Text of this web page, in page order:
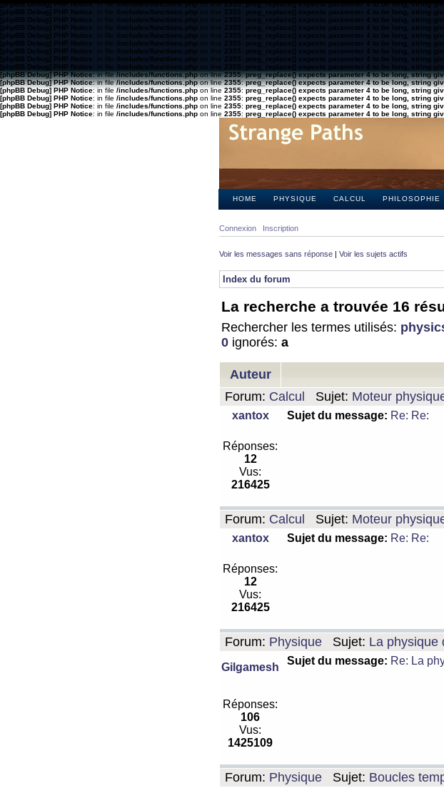
[phpBB Debug] PHP Notice: in file/includes/functions.phpon line2355:preg_replace() expects parameter 4 to be long, string
[phpBB Debug] PHP Notice: in file /includes/functions.php on line 2355: preg_replace() expects parameter 4 to be long, string
[phpBB Debug] PHP Notice: in file /includes/functions.php on line 2355: preg_replace() expects parameter 4 to be long, string
[phpBB Debug] PHP Notice: in file /includes/functions.php on line 2355: preg_replace() expects parameter 4 to be long, string
[phpBB Debug] PHP Notice: in file /includes/functions.php on line 2355: preg_replace() expects parameter 4 to be long, string
[phpBB Debug] PHP Notice: in file /includes/functions.php on line 2355: preg_replace() expects parameter 4 to be long, string
[phpBB Debug] PHP Notice: in file /includes/functions.php on line 2355: preg_replace() expects parameter 4 to be long, string
[phpBB Debug] PHP Notice: in file /includes/functions.php on line 2355: preg_replace() expects parameter 4 to be long, string
[phpBB Debug] PHP Notice: in file /includes/functions.php on line 2355: preg_replace() expects parameter 4 to be long, string
[phpBB Debug] PHP Notice: in file/includes/functions.phpon line2355:preg_replace() expects parameter 4 to be long, string
[phpBB Debug] PHP Notice: in file/includes/functions.phpon line2355:preg_replace() expects parameter 4 to be long, string
[phpBB Debug] PHP Notice: in file/includes/functions.phpon line2355:preg_replace() expects parameter 4 to be long, string
[phpBB Debug] PHP Notice: in file /includes/functions.php on line 2355: preg_replace() expects parameter 4 to be long, string
[phpBB Debug] PHP Notice: in file /includes/functions.php on line 2355: preg_replace() expects parameter 4 to be long, string
[phpBB Debug] PHP Notice: in file /includes/functions.php on line 2355: preg_replace() expects parameter 4 to be long, string
HOME PHYSIQUE CALCUL PHILOSOPHIE
Connexion Inscription
Voir les messages sans réponse | Voir les sujets actifs
Index du forum
La recherche a trouvée 16
Rechercher les termes utilisés:
0 ignorés: a
Auteur
Forum: Calcul Sujet: Moteur
xantox Sujet du message: Re: Re:
Réponses:
12
Vus:
216425
Forum: Calcul Sujet: Moteur
xantox Sujet du message: Re: Re:
Réponses:
12
Vus:
216425
Forum: Physique Sujet: La physique
Gilgamesh
Sujet du message: Re: La
Réponses:
106
Vus:
1425109
Forum: Physique Sujet: Boucles